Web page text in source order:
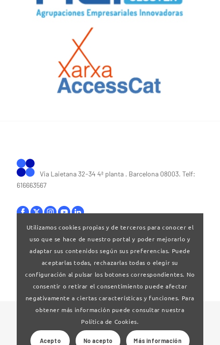
Via Laietana 32-34 4ª planta . Barcelona 08003. Telf:
616663567
Bases legales|Política de privacitat
© 2024 Clúster Audiovisual de Catalunya
Utilizamos cookies propias y de terceros para conocer el
uso que se hace de nuestro portal y poder mejorarlo y
adaptar sus contenidos según sus preferencias. Puede
aceptarlas todas, rechazarlas todas o elegir su
configuración al pulsar los botones correspondientes. No
consentir o retirar el consentimiento puede afectar
negativamente a ciertas características y funciones. Para
obtener más información puede consultar nuestra
Política de Cookies.
Acepto No acepto Más información